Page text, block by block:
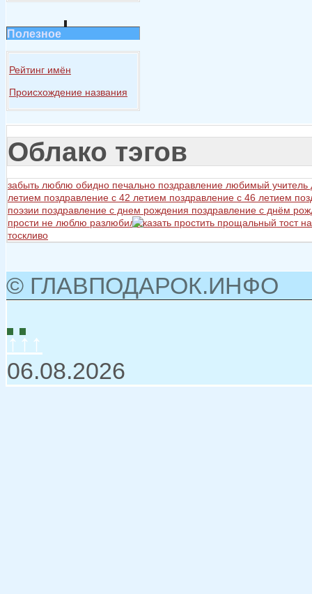
Полезное
Рейтинг имён
Происхождение названия
Облако тэгов
забыть люблю обидно печально поздравление любимый учитель
летием поздравление с 42 летием поздравление с 46 летием
поэзии поздравление с днем рождения поздравление с днём
прости не люблю разлюбил сказать простить прощальный тост
тоскливо
© ГЛАВПОДАРОК.ИНФО
↑↑↑
06.08.2026